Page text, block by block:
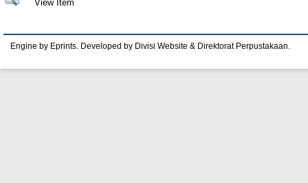
View Item
Engine by Eprints. Developed by Divisi Website & Direktorat Perpustakaan.